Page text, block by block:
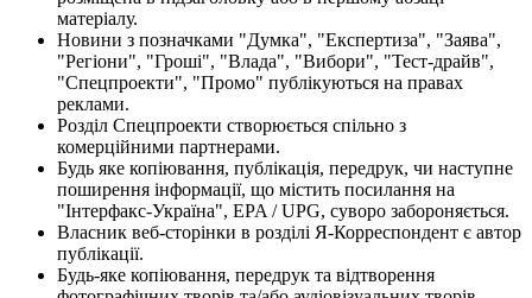
матеріалу.
Новини з позначками "Думка", "Експертиза", "Заява",
"Регіони", "Гроші", "Влада", "Вибори", "Тест-драйв",
"Спецпроекти", "Промо" публікуються на правах
реклами.
Розділ Спецпроекти створюється спільно з
комерційними партнерами.
Будь яке копіювання, публікація, передрук, чи наступне
поширення інформації, що містить посилання на
"Інтерфакс-Україна", EPA / UPG, суворо забороняється.
Власник веб-сторінки в розділі Я-Корреспондент є автор
публікації.
Будь-яке копіювання, передрук та відтворення